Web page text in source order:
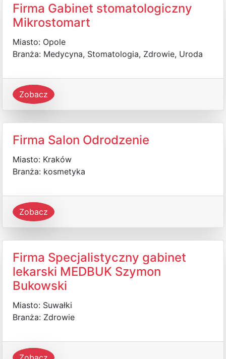
Firma Gabinet stomatologiczny
Mikrostomart
Miasto: Opole
Branża: Medycyna, Stomatologia, Zdrowie, Uroda
Zobacz
Firma Salon Odrodzenie
Miasto: Kraków
Branża: kosmetyka
Zobacz
Firma Specjalistyczny gabinet
lekarski MEDBUK Szymon
Bukowski
Miasto: Suwałki
Branża: Zdrowie